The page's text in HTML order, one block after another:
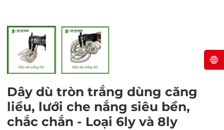
Dây dù tròn trắng dùng căng
liều, lưới che nắng siêu bền,
chắc chắn - Loại 6ly và 8ly